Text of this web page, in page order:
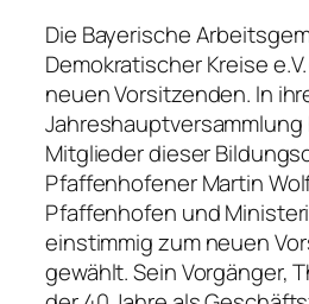
Die Bayerische
Demokratischer Kreise
neuen Vorsitzenden. In
Jahreshauptversammlung
Mitglieder dieser
Pfaffenhofener Martin
Pfaffenhofen und
einstimmig zum neuen
gewählt. Sein Vorgänger,